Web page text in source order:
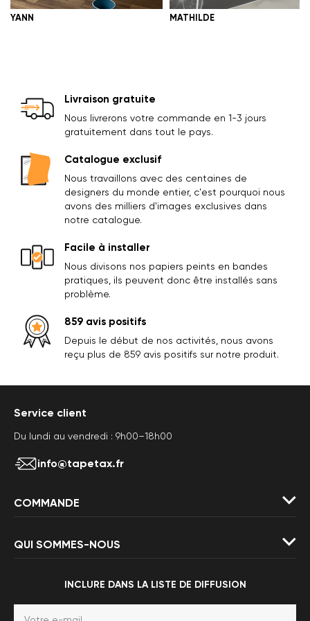
YANN MATHILDE
Livraison gratuite
Nous livrerons votre commande en 1-3 jours
gratuitement dans tout le pays.
Catalogue exclusif
Nous travaillons avec des centaines de
designers du monde entier, c'est pourquoi nous
avons des milliers d'images exclusives dans
notre catalogue.
Facile à installer
Nous divisons nos papiers peints en bandes
pratiques, ils peuvent donc être installés sans
problème.
859 avis positifs
Depuis le début de nos activités, nous avons
reçu plus de 859 avis positifs sur notre produit.
Service client
Du lundi au vendredi : 9h00–18h00
info@tapetax.fr
COMMANDE
QUI SOMMES-NOUS
INCLURE DANS LA LISTE DE DIFFUSION